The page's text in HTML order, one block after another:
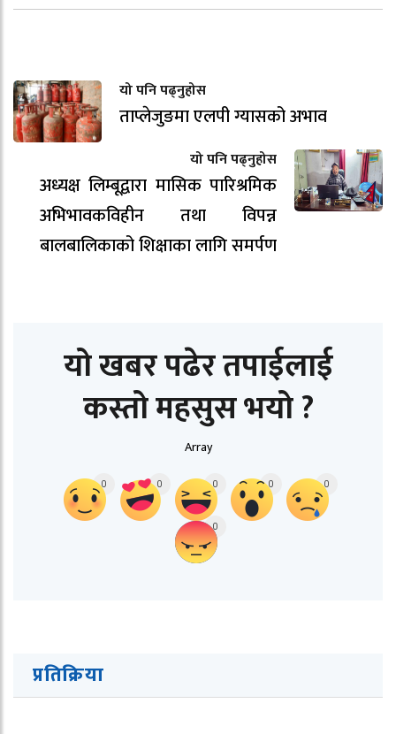
यो पनि पढ्नुहोस
ताप्लेजुङमा एलपी ग्यासको अभाव
यो पनि पढ्नुहोस
अध्यक्ष लिम्बूद्वारा मासिक पारिश्रमिक
अभिभावकविहीन तथा विपन्न
बालबालिकाको शिक्षाका लागि समर्पण
यो खबर पढेर तपाईलाई
कस्तो महसुस भयो ?
Array
0 0 0 0 0
0
प्रतिक्रिया